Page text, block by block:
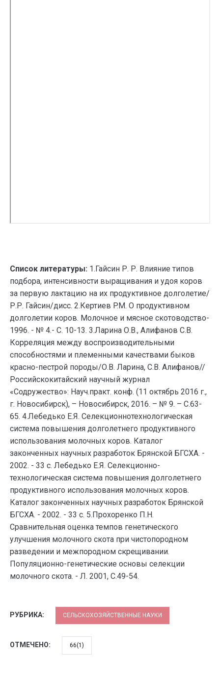
Список литературы: 1.Гайсин Р. Р. Влияние типов
подбора, интенсивности выращивания и удоя коров
за первую лактацию на их продуктивное долголетие/
Р.Р. Гайсин/дисс. 2.Кертиев P.M. О продуктивном
долголетии коров. Молочное и мясное скотоводство-
1996. - № 4.- С. 10-13. 3.Ларина О.В., Алифанов С.В.
Корреляция между воспроизводительными
способностями и племенными качествами быков
красно-пестрой породы/О.В. Ларина, С.В. Алифанов//
Российскокитайский научный журнал
«Содружество»: Науч.практ. конф. (11 октябрь 2016 г.,
г. Новосибирск), – Новосибирск, 2016. – № 9. – С.63-
65. 4.Лебедько Е.Я. Селекционнотехнологическая
система повышения долголетнего продуктивного
использования молочных коров. Каталог
законченных научных разработок Брянской БГСХА. -
2002. - 33 с. Лебедько Е.Я. Селекционно-
технологическая система повышения долголетнего
продуктивного использования молочных коров.
Каталог законченных научных разработок Брянской
БГСХА. - 2002. - 33 с. 5.Прохоренко П.Н.
Сравнительная оценка темпов генетического
улучшения молочного скота при чистопородном
разведении и межпородном скрещивании.
Популяционно-генетические основы селекции
молочного скота. - Л. 2001, С.49-54.
РУБРИКА: СЕЛЬСКОХОЗЯЙСТВЕННЫЕ НАУКИ
ОТМЕЧЕНО: 66(1)